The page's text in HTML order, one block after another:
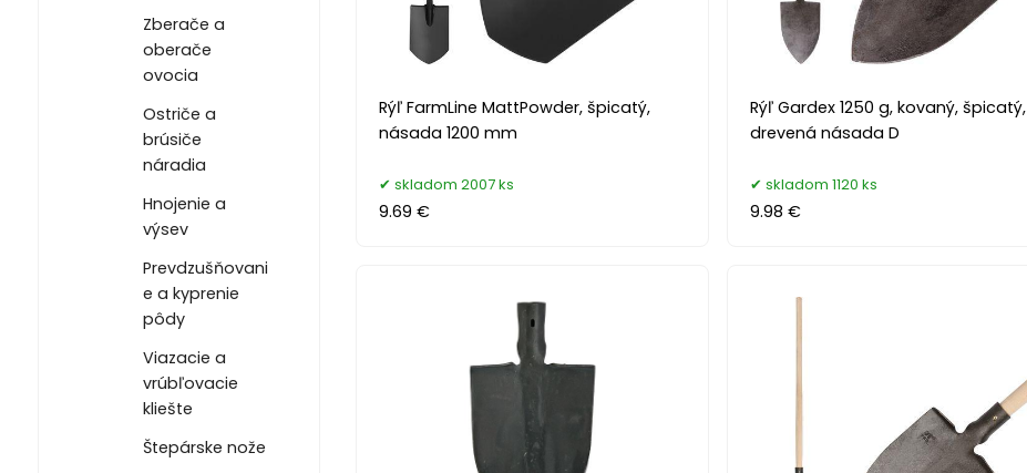
Zberače a
oberače
ovocia
Ostriče a
brúsiče
náradia
Hnojenie a
výsev
Prevdzušňovani
e a kyprenie
pôdy
Viazacie a
vrúbľovacie
kliešte
Štepárske nože
Rýľ FarmLine MattPowder, špicatý,
násada 1200 mm
skladom 2007 ks
9.69 €
Rýľ Gardex 1250 g, kovaný, špicatý,
drevená násada D
skladom 1120 ks
9.98 €